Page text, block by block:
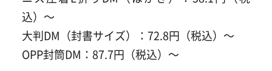
込）～
大判DM（封書サイズ）：72.8円（税込）～
OPP封筒DM：87.7円（税込）～